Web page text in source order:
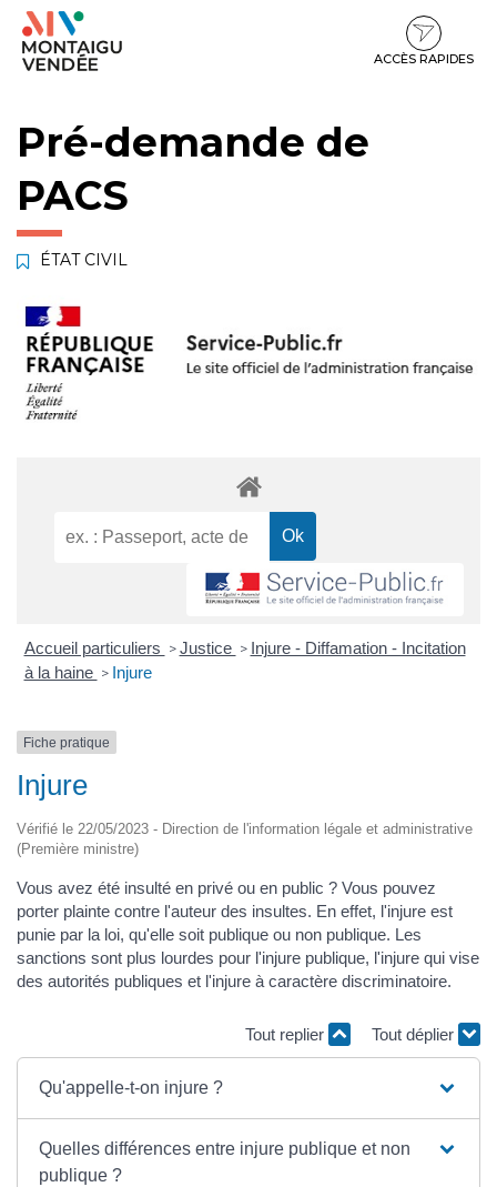
Gestion des traceurs
Aller
Aller
contenu
Aller
pied
ACCÈS RAPIDES
Pré-demande de
PACS
ÉTAT CIVIL
Accueil particuliers > Justice > Injure - Diffamation - Incitation
à la haine > Injure
Fiche pratique
Injure
Vérifié le 22/05/2023 - Direction de l'information légale et administrative
(Première ministre)
Vous avez été insulté en privé ou en public ? Vous pouvez
porter plainte contre l'auteur des insultes. En effet, l'injure est
punie par la loi, qu'elle soit publique ou non publique. Les
sanctions sont plus lourdes pour l'injure publique, l'injure qui vise
des autorités publiques et l'injure à caractère discriminatoire.
Tout replier Tout déplier
Qu'appelle-t-on injure ?
Quelles différences entre injure publique et non
publique ?